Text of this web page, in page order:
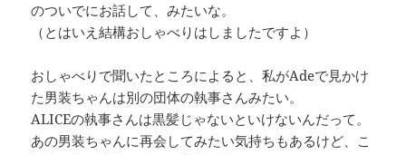
のついでにお話して、みたいな。
（とはいえ結構おしゃべりはしましたですよ）
おしゃべりで聞いたところによると、私がAdeで見かけ
た男装ちゃんは別の団体の執事さんみたい。
ALICEの執事さんは黒髪じゃないといけないんだって。
あの男装ちゃんに再会してみたい気持ちもあるけど、こ